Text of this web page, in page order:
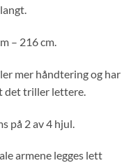
– 216 cm.
mer håndtering og har
det triller lettere.
på 2 av 4 hjul.
armene legges lett